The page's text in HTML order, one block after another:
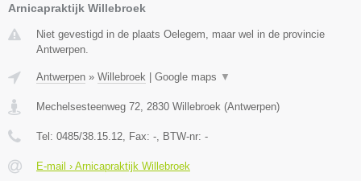
Arnicapraktijk Willebroek
Niet gevestigd in de plaats Oelegem, maar wel in de provincie
Antwerpen.
Antwerpen » Willebroek | Google maps ▼
Mechelsesteenweg 72 2830 Willebroek (Antwerpen)
Tel: 0485/38.15.12 , Fax: - , BTW-nr: -
E-mail › Arnicapraktijk Willebroek